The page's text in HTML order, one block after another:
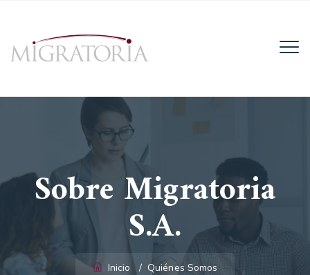
Teléfono:
Horario: Lun - Vie (8AM - 4PM)
Sobre Migratoria
S.A.
Inicio / Quiénes Somos